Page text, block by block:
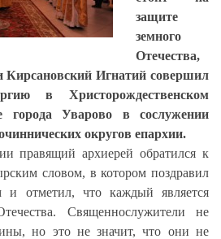
защите
земного
Отечества,
Кирсановский Игнатий совершил
в Христорождественском
города Уварово в сослужении
округов епархии.
правящий архиерей обратился к
словом, в котором поздравил
и отметил, что каждый является
Священнослужители не
но это не значит, что они не